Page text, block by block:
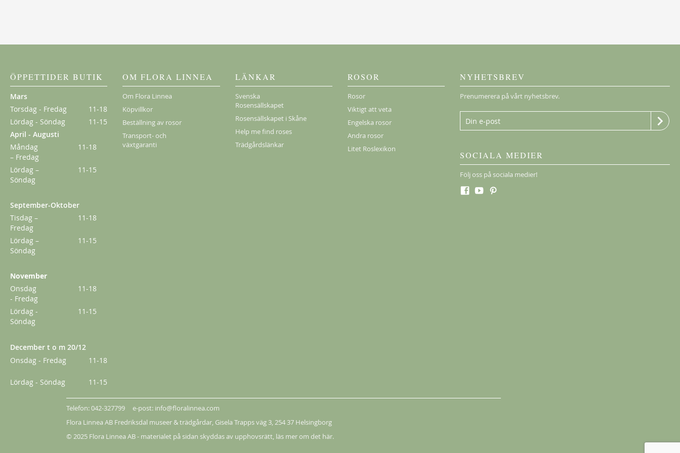
Kordes Aloha
229,00 kr
Från179,00 kr
Klematis Summer Snow/Paul Farges
ÖPPETTIDER BUTIK
Mars
Torsdag - Fredag
11-18
Lördag - Söndag
11-15
April - Augusti
Måndag
– Fredag
11-18
Lördag –
Söndag
11-15
September-Oktober
Tisdag –
Fredag
11-18
Lördag –
Söndag
11-15
November
Onsdag
- Fredag
11-18
Lördag -
Söndag
11-15
December t o m 20/12
Onsdag - Fredag
11-18
Lördag - Söndag 11-15
OM FLORA LINNEA
Om Flora Linnea
Köpvillkor
Beställning av rosor
Transport- och
växtgaranti
LÄNKAR
Svenska
Rosensällskapet
Rosensällskapet i Skåne
Help me find roses
Trädgårdslänkar
ROSOR
Rosor
Viktigt att veta
Engelska rosor
Andra rosor
Litet Roslexikon
NYHETSBREV
Prenumerera på vårt nyhetsbrev.
SOCIALA MEDIER
Följ oss på sociala medier!
Telefon: 042-327799 e-post: info@floralinnea.com
Flora Linnea AB Fredriksdal museer & trädgårdar, Gisela Trapps väg 3, 254 37 Helsingborg
© 2025 Flora Linnea AB - materialet på sidan skyddas av upphovsrätt, läs mer om det här.